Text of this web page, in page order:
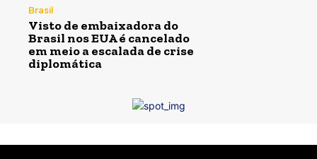
Brasil
Visto de embaixadora do
Brasil nos EUA é cancelado
em meio a escalada de crise
diplomática